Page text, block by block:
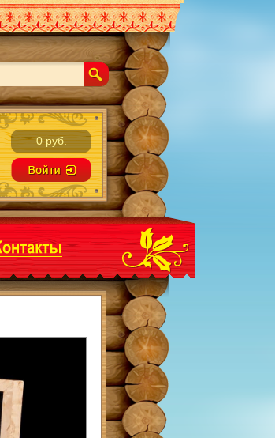
0 руб.